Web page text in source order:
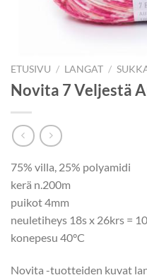
ETUSIVU / LANGAT /
Novita 7 Veljestä
75% villa, 25% polyamidi
kerä n.200m
puikot 4mm
neuletiheys 18s x 26krs =
konepesu 40°C
Novita -tuotteiden kuvat